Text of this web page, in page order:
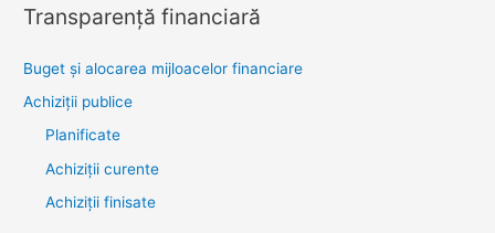
Transparenţă financiară
Buget și alocarea mijloacelor financiare
Achiziţii publice
Planificate
Achiziții curente
Achiziții finisate